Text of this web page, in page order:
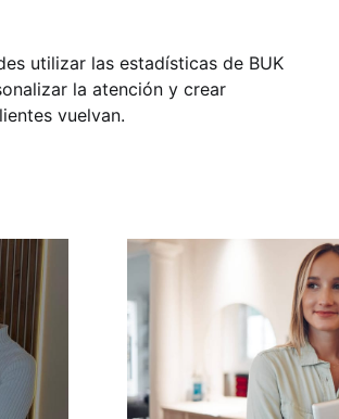
utilizar las estadísticas de BUK
la atención y crear
vuelvan.